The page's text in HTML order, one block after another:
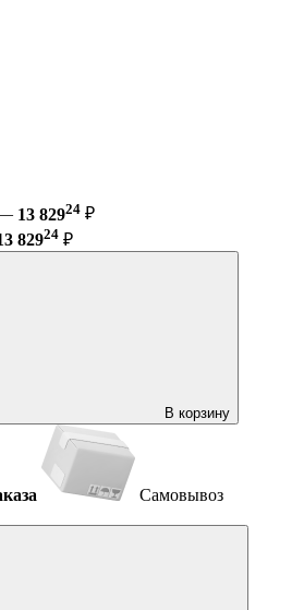
— 13 82924 ₽
82924 ₽
В корзину
Самовывоз